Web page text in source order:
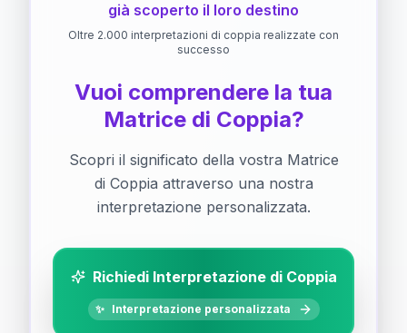
già scoperto il loro destino
Oltre 2.000 interpretazioni di coppia realizzate con
successo
Vuoi comprendere la tua
Matrice di Coppia?
Scopri il significato della vostra Matrice
di Coppia attraverso una nostra
interpretazione personalizzata.
Richiedi Interpretazione di Coppia
✨ Interpretazione personalizzata